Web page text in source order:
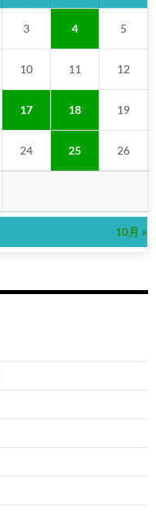
3 4 5
10 11 12
17 18 19
24 25 26
10月 »